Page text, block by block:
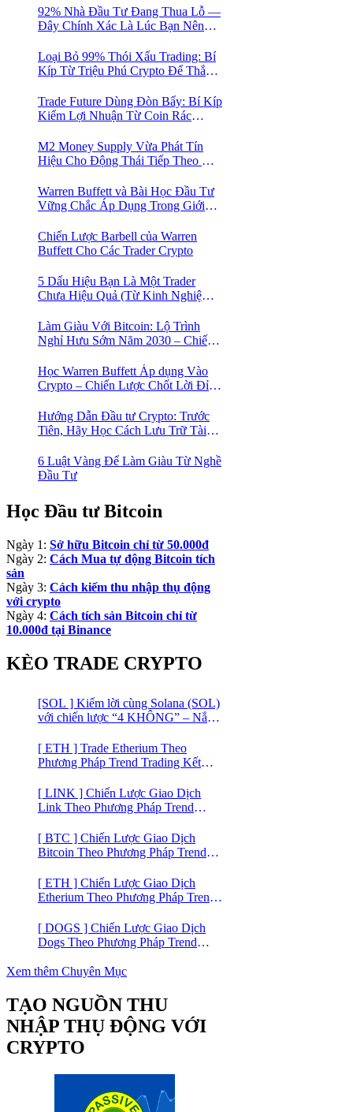
92% Nhà Đầu Tư Đang Thua Lỗ —
Đây Chính Xác Là Lúc Bạn Nên
Loại Bỏ 99% Thói Xấu Trading: Bí
Kíp Từ Triệu Phú Crypto Để Thắng
Trade Future Dùng Đòn Bẩy: Bí Kíp
Kiếm Lợi Nhuận Từ Coin Rác
Bán Khống
M2 Money Supply Vừa Phát Tín
Hiệu Cho Động Thái Tiếp Theo Của
Trader Đang Bỏ Lỡ! 🚀
Warren Buffett và Bài Học Đầu Tư
Vững Chắc Áp Dụng Trong Giới
Chiến Lược Barbell của Warren
Buffett Cho Các Trader Crypto
5 Dấu Hiệu Bạn Là Một Trader
Chưa Hiệu Quả (Từ Kinh Nghiệm
Làm Giàu Với Bitcoin: Lộ Trình
Nghỉ Hưu Sớm Năm 2030 – Chiến
Học Warren Buffett Áp dụng Vào
Crypto – Chiến Lược Chốt Lời Đỉnh
Hướng Dẫn Đầu tư Crypto: Trước
Tiên, Hãy Học Cách Lưu Trữ Tài
6 Luật Vàng Để Làm Giàu Từ Nghề
Đầu Tư
Học Đầu tư Bitcoin
Ngày 1: Sở hữu Bitcoin chỉ từ 50.000đ
Ngày 2: Cách Mua tự động Bitcoin tích
sản
Ngày 3: Cách kiếm thu nhập thụ động
với crypto
Ngày 4: Cách tích sản Bitcoin chỉ từ
10.000đ tại Binance
KÈO TRADE CRYPTO
[SOL ] Kiếm lời cùng Solana (SOL)
với chiến lược “4 KHÔNG” – Nắm
lý
[ ETH ] Trade Etherium Theo
Phương Pháp Trend Trading Kết
[ LINK ] Chiến Lược Giao Dịch
Link Theo Phương Pháp Trend
[ BTC ] Chiến Lược Giao Dịch
Bitcoin Theo Phương Pháp Trend
[ ETH ] Chiến Lược Giao Dịch
Etherium Theo Phương Pháp Trend
[ DOGS ] Chiến Lược Giao Dịch
Dogs Theo Phương Pháp Trend
Yết trên Binance
Xem thêm Chuyên Mục
TẠO NGUỒN THU
NHẬP THỤ ĐỘNG VỚI
CRYPTO